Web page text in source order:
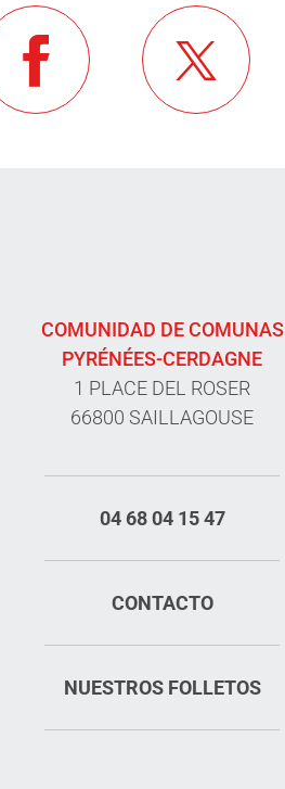
COMUNIDAD DE COMUNAS
PYRÉNÉES-CERDAGNE
1 PLACE DEL ROSER
66800 SAILLAGOUSE
04 68 04 15 47
CONTACTO
NUESTROS FOLLETOS